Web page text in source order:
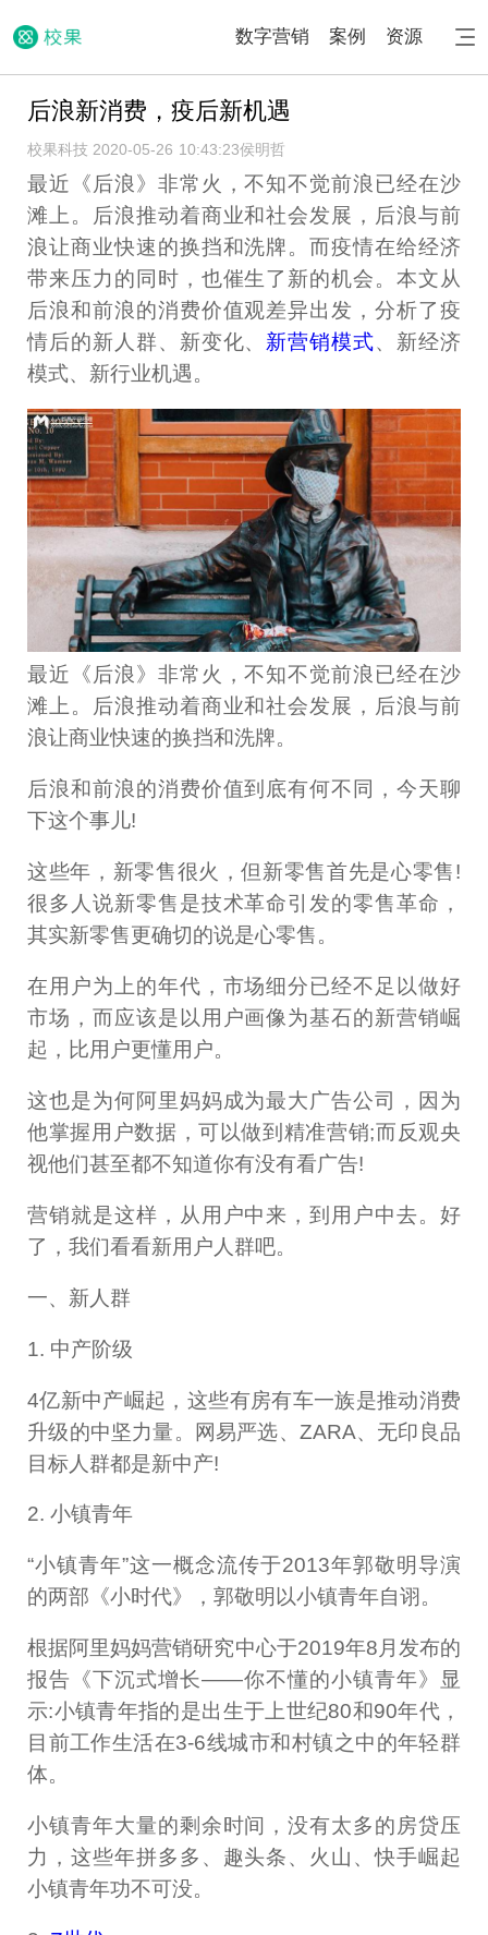
数字营销 案例 资源
后浪新消费，疫后新机遇
校果科技 2020-05-26 10:43:23侯明哲
最近《后浪》非常火，不知不觉前浪已经在沙
滩上。后浪推动着商业和社会发展，后浪与前
浪让商业快速的换挡和洗牌。而疫情在给经济
带来压力的同时，也催生了新的机会。本文从
后浪和前浪的消费价值观差异出发，分析了疫
情后的新人群、新变化、 新营销模式、新经济
模式、新行业机遇。
最近《后浪》非常火，不知不觉前浪已经在沙
滩上。后浪推动着商业和社会发展，后浪与前
浪让商业快速的换挡和洗牌。
后浪和前浪的消费价值到底有何不同，今天聊
下这个事儿!
这些年，新零售很火，但新零售首先是心零售!
很多人说新零售是技术革命引发的零售革命，
其实新零售更确切的说是心零售。
在用户为上的年代，市场细分已经不足以做好
市场，而应该是以用户画像为基石的新营销崛
起，比用户更懂用户。
这也是为何阿里妈妈成为最大广告公司，因为
他掌握用户数据，可以做到精准营销;而反观央
视他们甚至都不知道你有没有看广告!
营销就是这样，从用户中来，到用户中去。好
了，我们看看新用户人群吧。
一、新人群
1. 中产阶级
4亿新中产崛起，这些有房有车一族是推动消费
升级的中坚力量。网易严选、ZARA、无印良品
目标人群都是新中产!
2. 小镇青年
“小镇青年”这一概念流传于2013年郭敬明导演
的两部《小时代》，郭敬明以小镇青年自诩。
根据阿里妈妈营销研究中心于2019年8月发布的
报告《下沉式增长——你不懂的小镇青年》显
示:小镇青年指的是出生于上世纪80和90年代，
目前工作生活在3-6线城市和村镇之中的年轻群
体。
小镇青年大量的剩余时间，没有太多的房贷压
力，这些年拼多多、趣头条、火山、快手崛起
小镇青年功不可没。